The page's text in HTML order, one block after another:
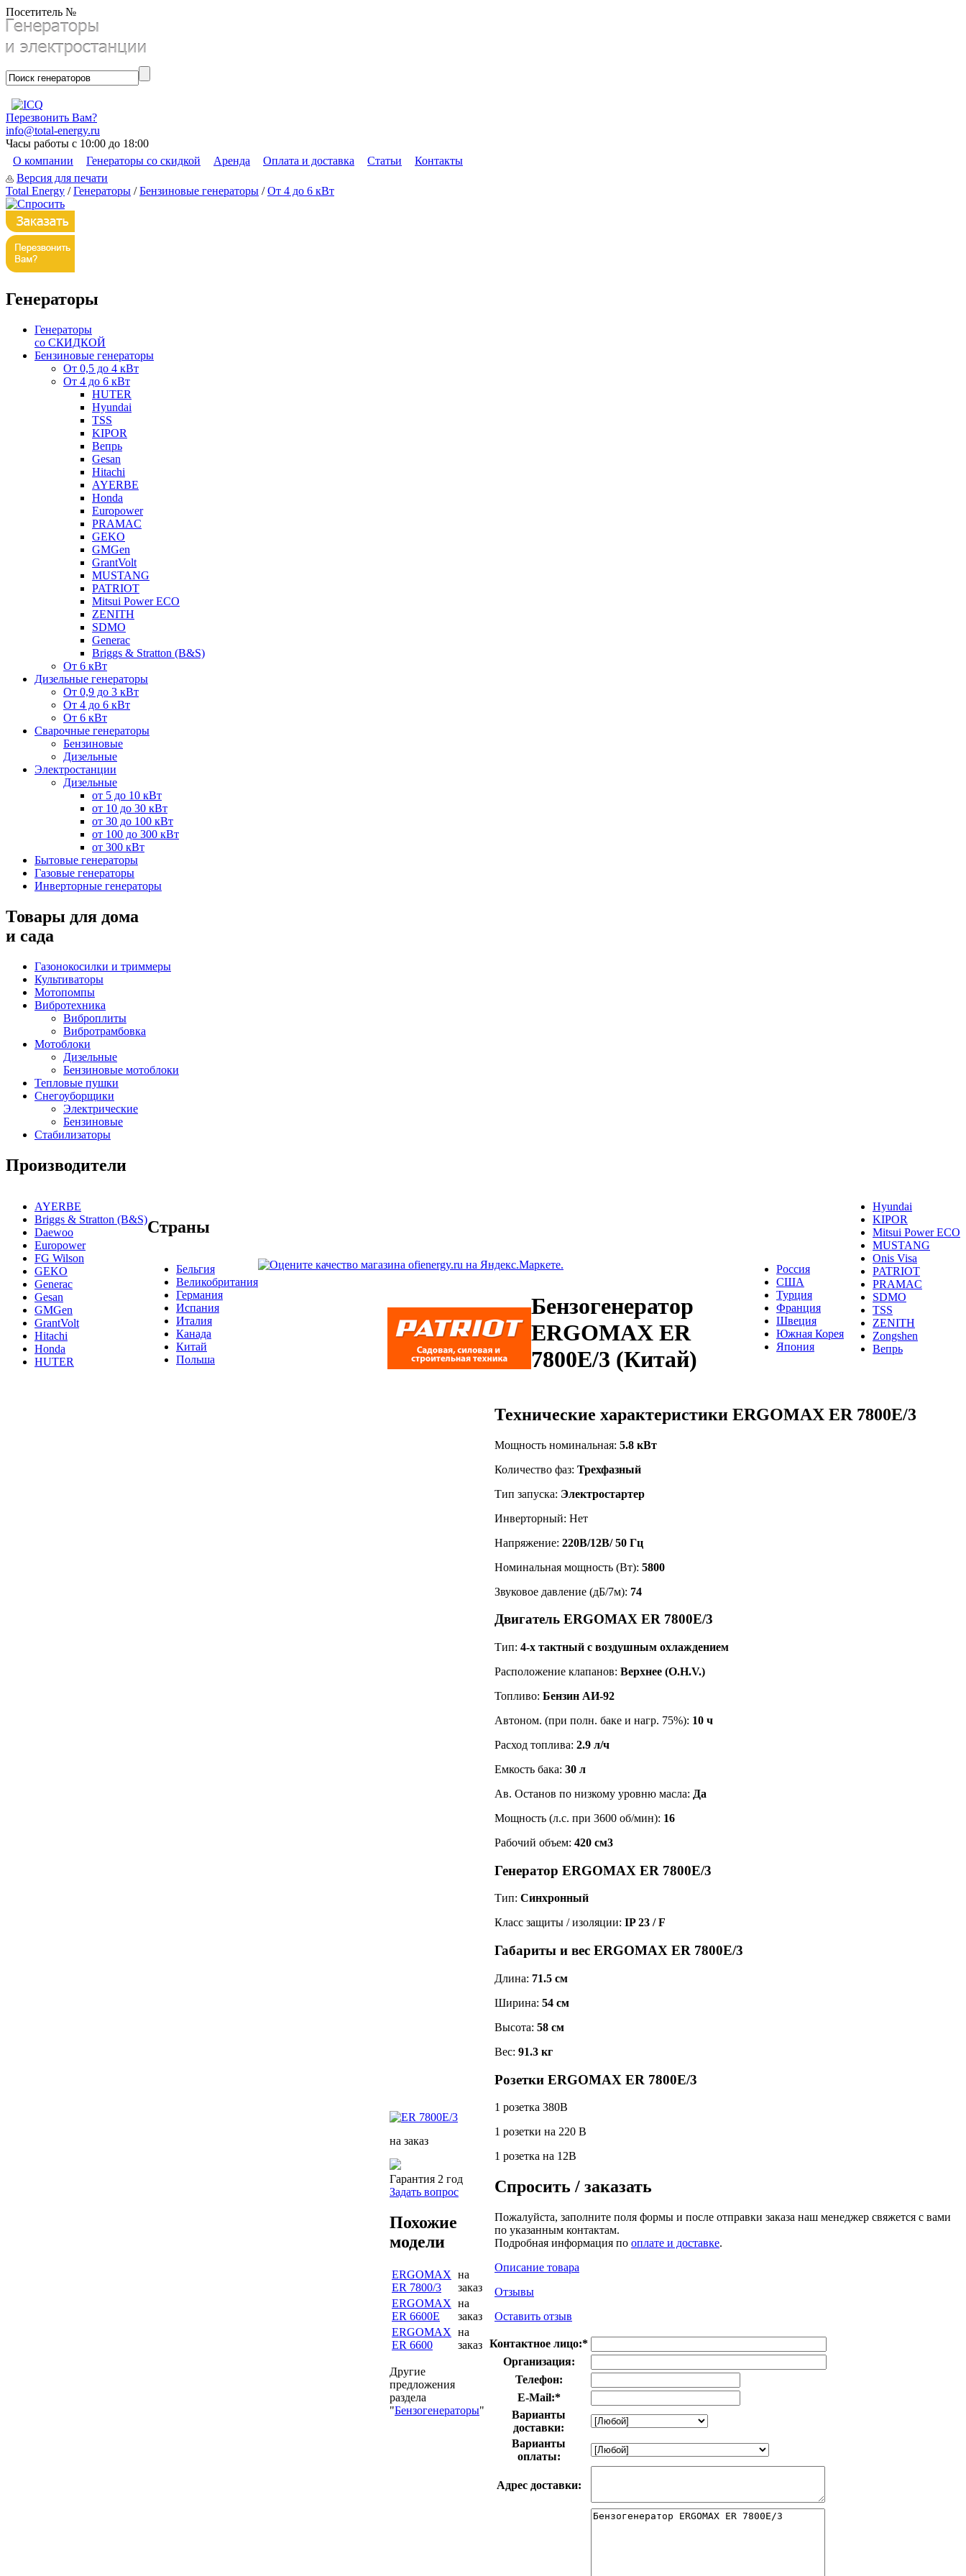
Посетитель №
Перезвонить Вам?
info@total-energy.ru
Часы работы с 10:00 до 18:00
О компании
Генераторы со скидкой Аренда Оплата и доставка Статьи
Контакты
Версия для печати
Total Energy /Генераторы /Бензиновые генераторы /От 4 до 6 кВт
Генераторы
Генераторы
со СКИДКОЙ
Бензиновые генераторы
От 0,5 до 4 кВт
От 4 до 6 кВт
HUTER
Hyundai
TSS
KIPOR
Вепрь
Gesan
Hitachi
AYERBE
Honda
Europower
PRAMAC
GEKO
GMGen
GrantVolt
MUSTANG
PATRIOT
Mitsui Power ECO
ZENITH
SDMO
Generac
Briggs & Stratton (B&S)
От 6 кВт
Дизельные генераторы
От 0,9 до 3 кВт
От 4 до 6 кВт
От 6 кВт
Сварочные генераторы
Бензиновые
Дизельные
Электростанции
Дизельные
от 5 до 10 кВт
от 10 до 30 кВт
от 30 до 100 кВт
от 100 до 300 кВт
от 300 кВт
Бытовые генераторы
Газовые генераторы
Инверторные генераторы
Товары для дома
и сада
Газонокосилки и триммеры
Культиваторы
Мотопомпы
Вибротехника
Виброплиты
Вибротрамбовка
Мотоблоки
Дизельные
Бензиновые мотоблоки
Тепловые пушки
Снегоуборщики
Электрические
Бензиновые
Стабилизаторы
Производители
AYERBE
Briggs & Stratton (B&S)
Daewoo
Europower
FG Wilson
GEKO
Generac
Gesan
GMGen
GrantVolt
Hitachi
Honda
HUTER
Hyundai
KIPOR
Mitsui Power ECO
MUSTANG
Onis Visa
PATRIOT
PRAMAC
SDMO
TSS
ZENITH
Zongshen
Вепрь
Страны
Бельгия
Великобритания
Германия
Испания
Италия
Канада
Китай
Польша
Россия
США
Турция
Франция
Швеция
Южная Корея
Япония
Бензогенератор
ERGOMAX ER
7800E/3 (Китай)
на заказ
Гарантия 2 год
Задать вопрос
Похожие
модели
ERGOMAX
ER 7800/3
на
заказ
ERGOMAX
ER 6600E
на
заказ
ERGOMAX
ER 6600
на
заказ
Другие
предложения
раздела
"Бензогенераторы"
Технические характеристики ERGOMAX ER 7800E/3
Мощность номинальная: 5.8 кВт
Количество фаз: Трехфазный
Тип запуска: Электростартер
Инверторный: Нет
Напряжение: 220В/12В/ 50 Гц
Номинальная мощность (Вт): 5800
Звуковое давление (дБ/7м): 74
Двигатель ERGOMAX ER 7800E/3
Тип: 4-х тактный с воздушным охлаждением
Расположение клапанов: Верхнее (O.H.V.)
Топливо: Бензин АИ-92
Автоном. (при полн. баке и нагр. 75%): 10 ч
Расход топлива: 2.9 л/ч
Емкость бака: 30 л
Ав. Останов по низкому уровню масла: Да
Мощность (л.с. при 3600 об/мин): 16
Рабочий объем: 420 см3
Генератор ERGOMAX ER 7800E/3
Тип: Синхронный
Класс защиты / изоляции: IP 23 / F
Габариты и вес ERGOMAX ER 7800E/3
Длина: 71.5 см
Ширина: 54 см
Высота: 58 см
Вес: 91.3 кг
Розетки ERGOMAX ER 7800E/3
1 розетка 380В
1 розетки на 220 В
1 розетка на 12В
Спросить / заказать
Пожалуйста, заполните поля формы и после отправки заказа наш менеджер свяжется с вами
по указанным контактам.
Подробная информация по оплате и доставке.
Описание товара
Отзывы
Оставить отзыв
Контактное лицо:*
Организация:
Телефон:
E-Mail:*
Варианты
доставки:
Варианты
оплаты:
Адрес доставки: